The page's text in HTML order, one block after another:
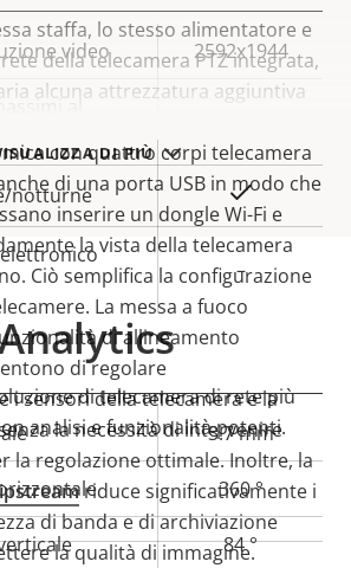
staffa, lo stesso alimentatore e
della telecamera PTZ integrata,
alcuna attrezzatura aggiuntiva
con quattro corpi telecamera
di una porta USB in modo che
inserire un dongle Wi-Fi e
la vista della telecamera
Ciò semplifica la configurazione
La messa a fuoco
di allineamento
di regolare
i sensori della telecamera e la
la necessità di intervenire
la regolazione ottimale. Inoltre, la
riduce significativamente i
di banda e di archiviazione
la qualità di immagine.
DI PIÙ
Valore
della
video 2592x1944
al
notturne Sì
–
Valore
della
proprietà
3.7 mm
360 °
84 °
di telecamera di rete più
analisi e funzionalità potenti.